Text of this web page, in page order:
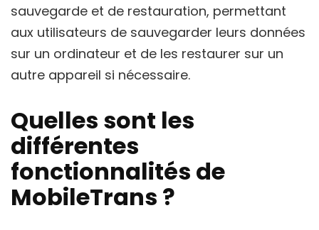
sauvegarde et de restauration, permettant
aux utilisateurs de sauvegarder leurs données
sur un ordinateur et de les restaurer sur un
autre appareil si nécessaire.
Quelles sont les
différentes
fonctionnalités de
MobileTrans ?